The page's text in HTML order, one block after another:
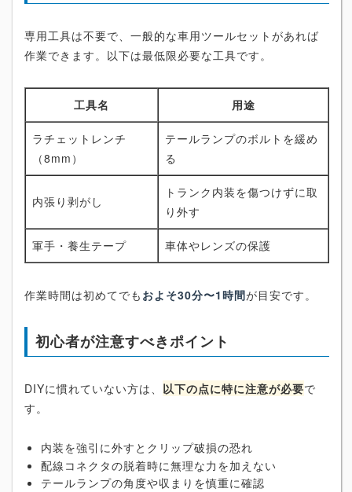
専用工具は不要で、一般的な車用ツールセットがあれば
作業できます。以下は最低限必要な工具です。
工具名 用途
ラチェットレンチ
（8mm）
テールランプのボルトを緩め
る
内張り剥がし
トランク内装を傷つけずに取
り外す
軍手・養生テープ 車体やレンズの保護
作業時間は初めてでも およそ30分〜1時間が目安です。
初心者が注意すべきポイント
DIYに慣れていない方は、 以下の点に特に注意が必要で
す。
内装を強引に外すとクリップ破損の恐れ
配線コネクタの脱着時に無理な力を加えない
テールランプの角度や収まりを慎重に確認